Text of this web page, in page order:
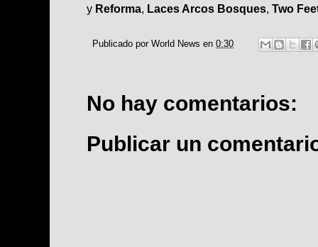
y Reforma, Laces Arcos Bosques, Two
Publicado por World News en 0:30
No hay comentarios:
Publicar un